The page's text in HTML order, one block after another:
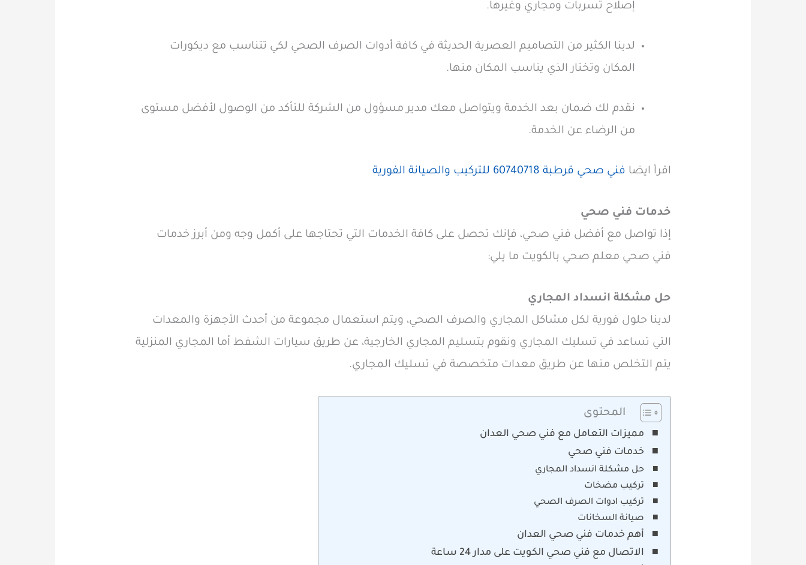
إصلاح تسربات ومجاري وغيرها.
لدينا الكثير من التصاميم العصرية الحديثة في كافة أدوات الصرف الصحي لكي تتناسب مع ديكورات
المكان وتختار الذي يناسب المكان منها.
نقدم لك ضمان بعد الخدمة ويتواصل معك مدير مسؤول من الشركة للتأكد من الوصول لأفضل مستوى
من الرضاء عن الخدمة.
اقرأ ايضا فني صحي قرطبة 60740718 للتركيب والصيانة الفورية
خدمات فني صحي
إذا تواصل مع أفضل فني صحي، فإنك تحصل على كافة الخدمات التي تحتاجها على أكمل وجه ومن أبرز خدمات
فني صحي معلم صحي بالكويت ما يلي:
حل مشكلة انسداد المجاري
لدينا حلول فورية لكل مشاكل المجاري والصرف الصحي، ويتم استعمال مجموعة من أحدث الأجهزة والمعدات
التي تساعد في تسليك المجاري ونقوم بتسليم المجاري الخارجية، عن طريق سيارات الشفط أما المجاري المنزلية
يتم التخلص منها عن طريق معدات متخصصة في تسليك المجاري.
المحتوى
مميزات التعامل مع فني صحي العدان
خدمات فني صحي
حل مشكلة انسداد المجاري
تركيب مضخات
تركيب ادوات الصرف الصحي
صيانة السخانات
أهم خدمات فني صحي العدان
الاتصال مع فني صحي الكويت على مدار 24 ساعة